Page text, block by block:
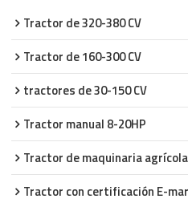
Tractor de 320-380 CV
Tractor de 160-300 CV
tractores de 30-150 CV
Tractor manual 8-20HP
Tractor de maquinaria agrícola
Tractor con certificación E-